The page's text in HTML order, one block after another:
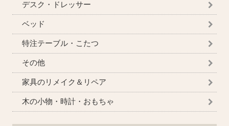
デスク・ドレッサー
ベッド
特注テーブル・こたつ
その他
家具のリメイク＆リペア
木の小物・時計・おもちゃ